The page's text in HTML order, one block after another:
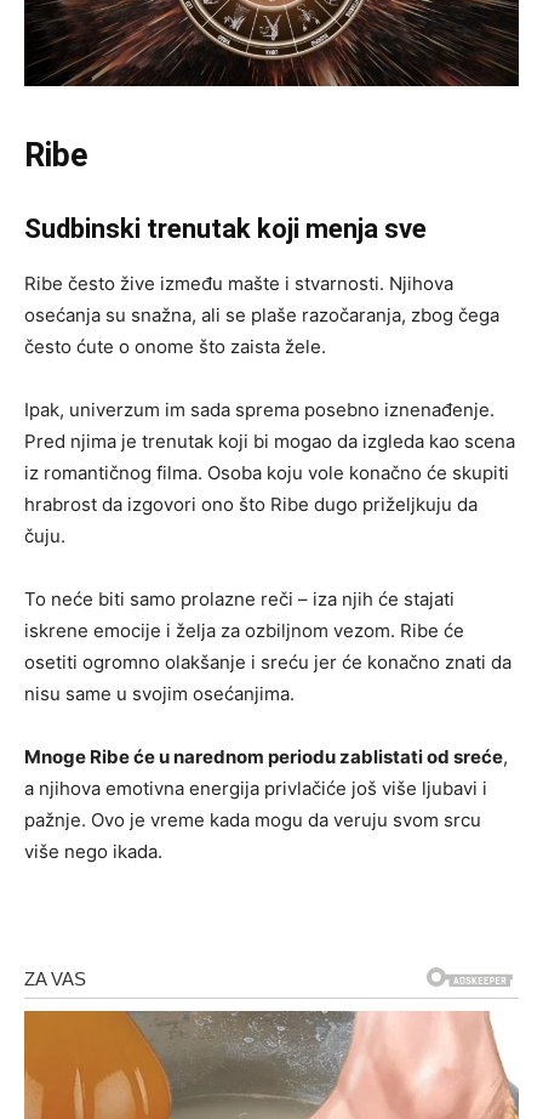
Ribe
Sudbinski trenutak koji menja sve
Ribe često žive između mašte i stvarnosti. Njihova
osećanja su snažna, ali se plaše razočaranja, zbog čega
često ćute o onome što zaista žele.
Ipak, univerzum im sada sprema posebno iznenađenje.
Pred njima je trenutak koji bi mogao da izgleda kao scena
iz romantičnog filma. Osoba koju vole konačno će skupiti
hrabrost da izgovori ono što Ribe dugo priželjkuju da
čuju.
To neće biti samo prolazne reči – iza njih će stajati
iskrene emocije i želja za ozbiljnom vezom. Ribe će
osetiti ogromno olakšanje i sreću jer će konačno znati da
nisu same u svojim osećanjima.
Mnoge Ribe će u narednom periodu zablistati od sreće,
a njihova emotivna energija privlačiće još više ljubavi i
pažnje. Ovo je vreme kada mogu da veruju svom srcu
više nego ikada.